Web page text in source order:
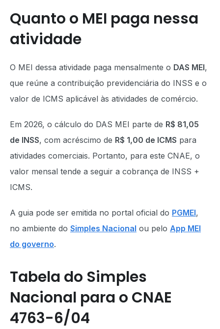
Quanto o MEI paga nessa
atividade
O MEI dessa atividade paga mensalmente o DAS MEI,
que reúne a contribuição previdenciária do INSS e o
valor de ICMS aplicável às atividades de comércio.
Em 2026, o cálculo do DAS MEI parte de R$ 81,05
de INSS, com acréscimo de R$ 1,00 de ICMS para
atividades comerciais. Portanto, para este CNAE, o
valor mensal tende a seguir a cobrança de INSS +
ICMS.
A guia pode ser emitida no portal oficial do PGMEI,
no ambiente do Simples Nacional ou pelo App MEI
do governo.
Tabela do Simples
Nacional para o CNAE
4763-6/04